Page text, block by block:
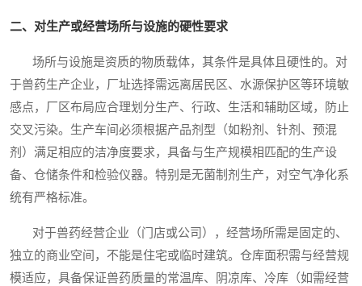
二、对生产或经营场所与设施的硬性要求
场所与设施是资质的物质载体，其条件是具体且硬性的。对
于兽药生产企业，厂址选择需远离居民区、水源保护区等环境敏
感点，厂区布局应合理划分生产、行政、生活和辅助区域，防止
交叉污染。生产车间必须根据产品剂型（如粉剂、针剂、预混
剂）满足相应的洁净度要求，具备与生产规模相匹配的生产设
备、仓储条件和检验仪器。特别是无菌制剂生产，对空气净化系
统有严格标准。
对于兽药经营企业（门店或公司），经营场所需是固定的、
独立的商业空间，不能是住宅或临时建筑。仓库面积需与经营规
模适应，具备保证兽药质量的常温库、阴凉库、冷库（如需经营